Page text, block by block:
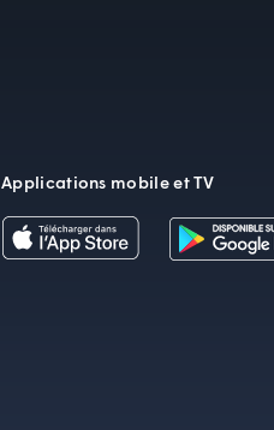
Applications mobile et TV